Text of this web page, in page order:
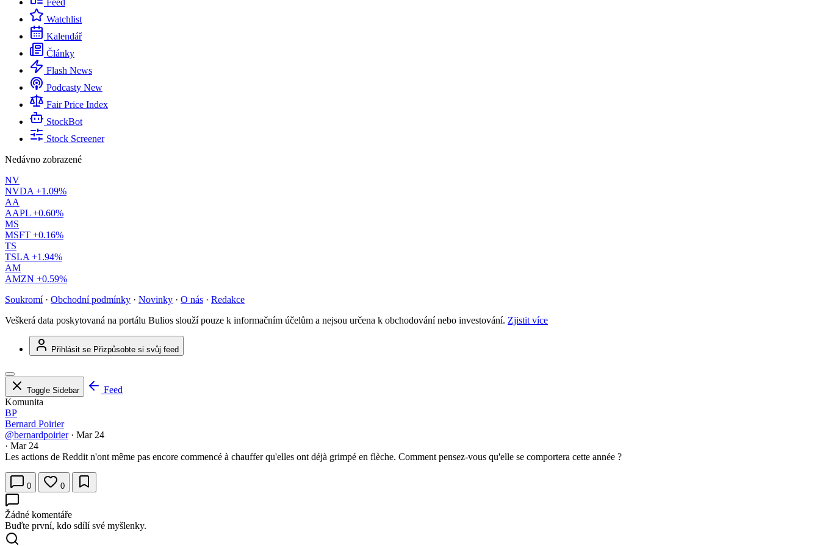
Feed
Watchlist
Kalendář
Články
Flash News
Podcasty New
Fair Price Index
StockBot
Stock Screener
Nedávno zobrazené
NV
NVDA +1.09%
AA
AAPL +0.60%
MS
MSFT +0.16%
TS
TSLA +1.94%
AM
AMZN +0.59%
Soukromí · Obchodní podmínky · Novinky · O nás · Redakce
Veškerá data poskytovaná na portálu Bulios slouží pouze k informačním účelům a nejsou určena k obchodování nebo investování. Zjistit více
Přihlásit se Přizpůsobte si svůj feed
Toggle Sidebar
Feed
Komunita
BP
Bernard Poirier
@bernardpoirier · Mar 24
· Mar 24
Les actions de Reddit n'ont même pas encore commencé à chauffer qu'elles ont déjà grimpé en flèche. Comment pensez-vous qu'elle se comportera cette année ?
0 0
Žádné komentáře
Buďte první, kdo sdílí své myšlenky.